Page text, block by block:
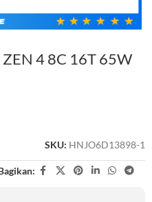
4 8C 16T 65W
SKU: HNJO6D13898-1